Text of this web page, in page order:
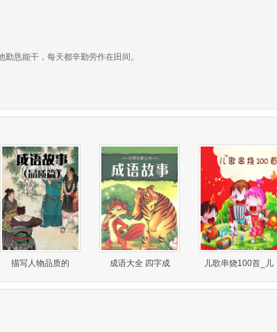
恳能干，每天都辛勤劳作在田间。
描写人物品质的 成语大全 四字成 儿歌串烧100首_儿